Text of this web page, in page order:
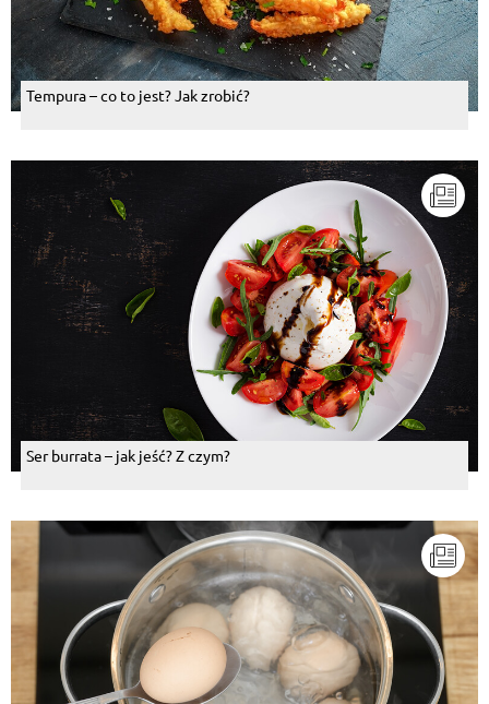
Tempura – co to jest? Jak zrobić?
Ser burrata – jak jeść? Z czym?